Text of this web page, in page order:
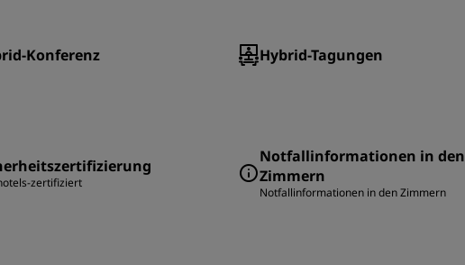
Konferenz Hybrid-Tagungen
zertifiziert
Notfallinformationen in den
Zimmern
Notfallinformationen in den Zimmern